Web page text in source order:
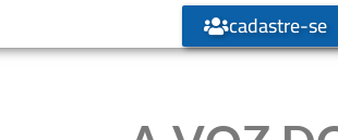
cadastre-se